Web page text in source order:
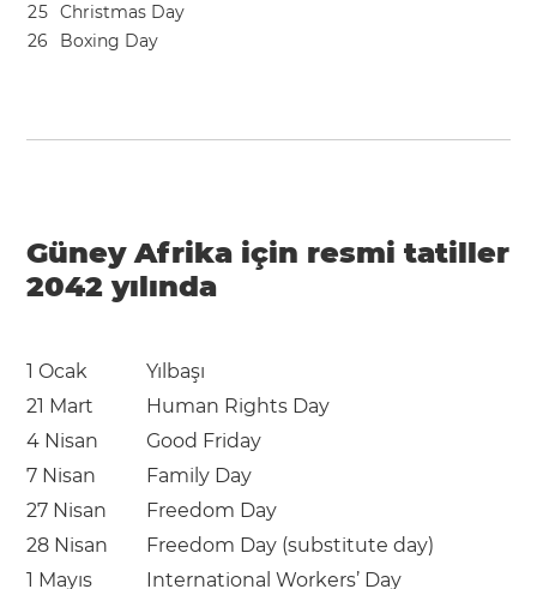
25 Christmas Day
26 Boxing Day
Güney Afrika için resmi tatiller
2042 yılında
1 Ocak
Yılbaşı
21 Mart
Human Rights Day
4 Nisan
Good Friday
7 Nisan
Family Day
27 Nisan
Freedom Day
28 Nisan
Freedom Day (substitute day)
1 Mayıs
International Workers’ Day